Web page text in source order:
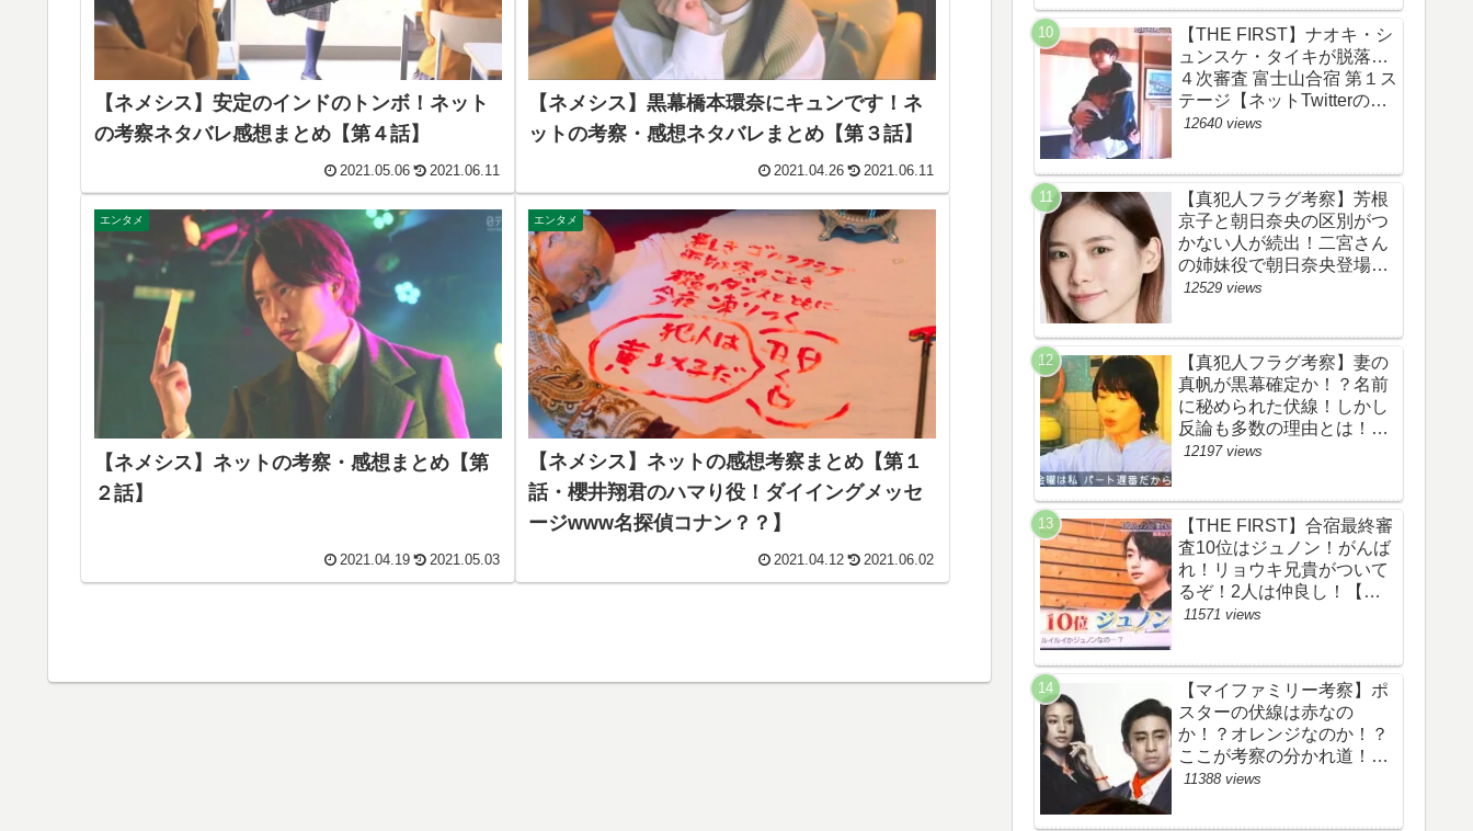
【ネメシス】安定のインドのトンボ！ネット
の考察ネタバレ感想まとめ【第４話】
2021.05.06 2021.06.11
【ネメシス】黒幕橋本環奈にキュンです！ネ
ットの考察・感想ネタバレまとめ【第３話】
2021.04.26 2021.06.11
エンタメ
【ネメシス】ネットの考察・感想まとめ【第
２話】
2021.04.19 2021.05.03
エンタメ
【ネメシス】ネットの感想考察まとめ【第１
話・櫻井翔君のハマり役！ダイイングメッセ
ージwww名探偵コナン？？】
2021.04.12 2021.06.02
【THE FIRST】ナオキ・シ
ュンスケ・タイキが脱落…
４次審査 富士山合宿 第１ス
テージ【ネットTwitterのネ
タバレ感想考察評価評判ま
ァースト】
12640 views
【真犯人フラグ考察】芳根
京子と朝日奈央の区別がつ
かない人が続出！二宮さん
の姉妹役で朝日奈央登場
か！【ネット・ツイッター
ト黒幕伏線まとめ】
12529 views
【真犯人フラグ考察】妻の
真帆が黒幕確定か！？名前
に秘められた伏線！しかし
反論も多数の理由とは！
【ネット・ツイッターの考
幕伏線まとめ】
12197 views
【THE FIRST】合宿最終審
査10位はジュノン！がんば
れ！リョウキ兄貴がついて
るぞ！2人は仲良し！【ザ
ファースト・ネット・ツイ
リ・BE:FIRST・ビーファ
ースト・JUNON・
RYOKI】
11571 views
【マイファミリー考察】ポ
スターの伏線は赤なの
か！？オレンジなのか！？
ここが考察の分かれ道！
【ツイッターの考察ネタバ
11388 views